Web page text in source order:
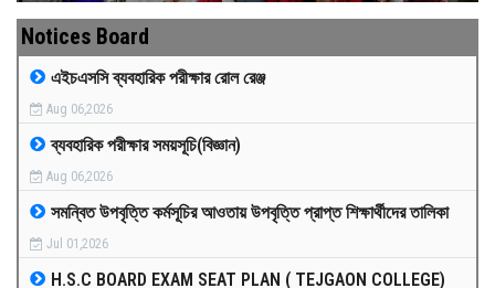
GALLERY
MEDIA
PAYMENT
CO-CURRICULUM
Notices Board
এইচএসসি ব্যবহারিক পরীক্ষার রোল রেঞ্জ
Aug 06,2026
ব্যবহারিক পরীক্ষার সময়সূচি(বিজ্ঞান)
Aug 06,2026
সমন্বিত উপবৃত্তি কর্মসূচির আওতায় উপবৃত্তি প্রাপ্ত শিক্ষার্থীদের তালিকা
Jul 01,2026
H.S.C BOARD EXAM SEAT PLAN ( TEJGAON COLLEGE)